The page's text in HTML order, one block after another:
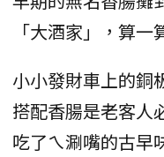
「大酒家」，算
小小發財車上的銅
搭配香腸是老客人
吃了ㄟ涮嘴的古早